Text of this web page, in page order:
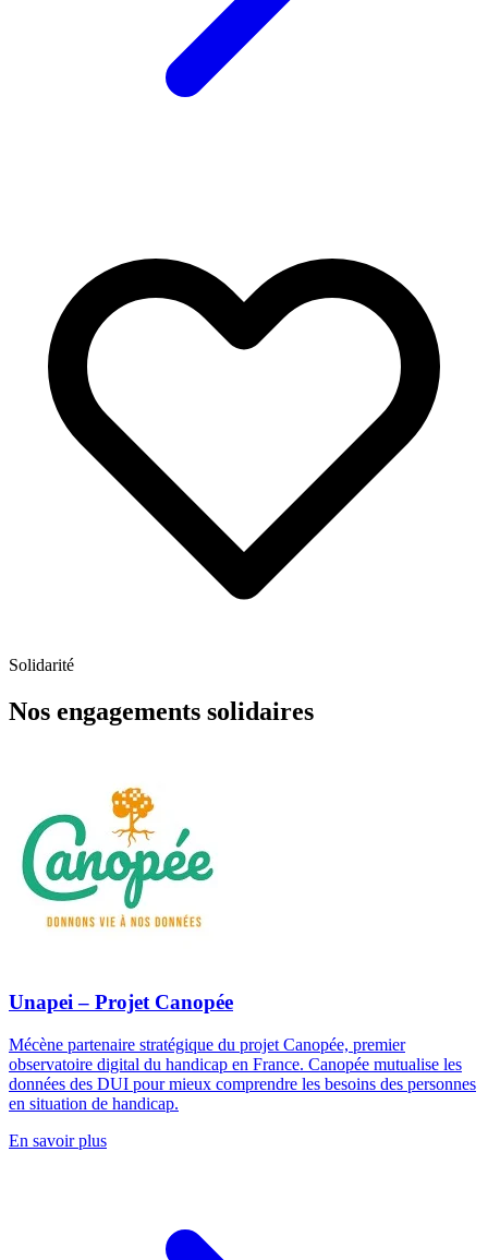
Solidarité
Nos engagements solidaires
Unapei – Projet Canopée
Mécène partenaire stratégique du projet Canopée, premier
observatoire digital du handicap en France. Canopée mutualise les
données des DUI pour mieux comprendre les besoins des personnes
en situation de handicap.
En savoir plus